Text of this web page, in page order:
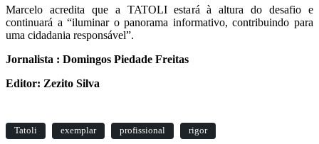
Marcelo acredita que a TATOLI estará à altura do desafio e
continuará a “iluminar o panorama informativo, contribuindo para
uma cidadania responsável”.
Jornalista : Domingos Piedade Freitas
Editor: Zezito Silva
Tatoli exemplar profissional rigor